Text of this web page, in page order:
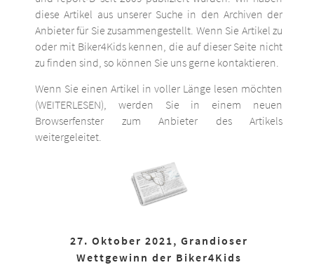
diese Artikel aus unserer Suche in den Archiven der
Anbieter für Sie zusammengestellt. Wenn Sie Artikel zu
oder mit Biker4Kids kennen, die auf dieser Seite nicht
zu finden sind, so können Sie uns gerne kontaktieren.
Wenn Sie einen Artikel in voller Länge lesen möchten
(WEITERLESEN), werden Sie in einem neuen
Browserfenster zum Anbieter des Artikels
weitergeleitet.
27. Oktober 2021, Grandioser
Wettgewinn der Biker4Kids